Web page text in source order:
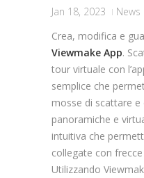
Jan 18, 2023
News
Crea, modifica e
Viewmake App.
tour virtuale con
semplice che
mosse di scattare e
panoramiche e
intuitiva che
collegate con
Utilizzando